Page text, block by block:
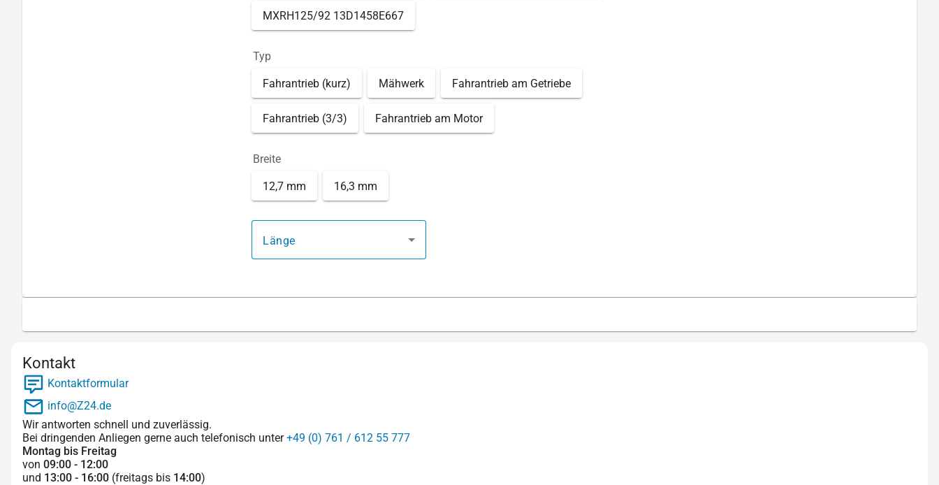
MXRH125/92 13D1458E667
Typ
Fahrantrieb (kurz) Mähwerk Fahrantrieb am Getriebe
Fahrantrieb (3/3) Fahrantrieb am Motor
Breite
12,7 mm 16,3 mm
Länge
Kontakt
Kontaktformular
info@Z24.de
Wir antworten schnell und zuverlässig.
Bei dringenden Anliegen gerne auch telefonisch unter+49 (0) 761 / 612 55 777
Montag bis Freitag
von 09:00 - 12:00
und 13:00 - 16:00 (freitags bis 14:00)